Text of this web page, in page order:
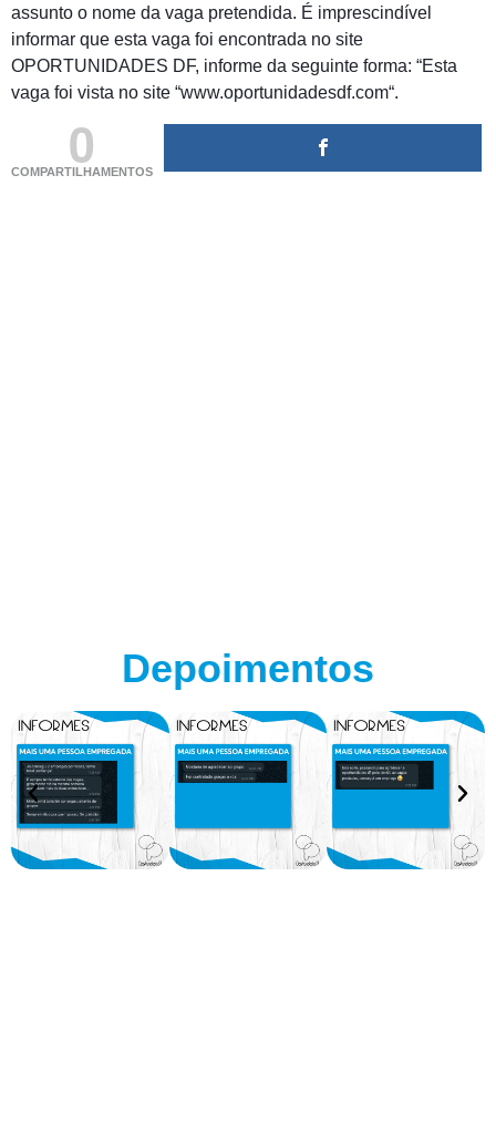
assunto o nome da vaga pretendida. É imprescindível
informar que esta vaga foi encontrada no site
OPORTUNIDADES DF, informe da seguinte forma: “Esta
vaga foi vista no site “www.oportunidadesdf.com“.
0
COMPARTILHAMENTOS
Depoimentos